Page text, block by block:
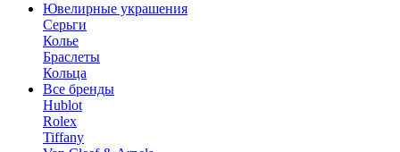
Ювелирные украшения
Серьги
Колье
Браслеты
Кольца
Все бренды
Hublot
Rolex
Tiffany